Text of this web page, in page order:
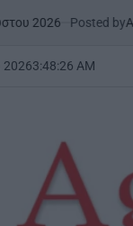
byAgrinioStories
20263:48:27 AM